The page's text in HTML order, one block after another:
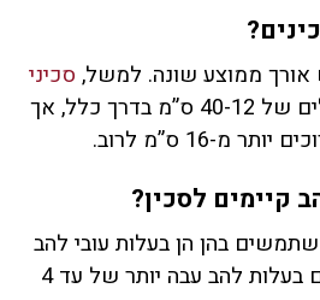
אורך ממוצע שונה. למשל, סכיני
נעים בגדלים של 40-12 ס”מ בדרך כלל, אך
מ-16 ס”מ לרוב.
קיימים לסכין?
בהן הן בעלות עובי להב
של 2-1 מ”מ. יש סכינים בעלות להב עבה יותר של עד 4